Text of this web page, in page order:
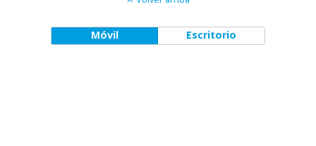
Móvil Escritorio